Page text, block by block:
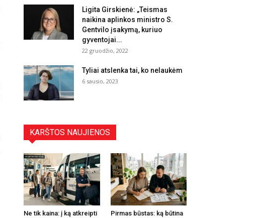
Ligita Girskienė: „Teismas
naikina aplinkos ministro S.
Gentvilo įsakymą, kuriuo
gyventojai...
22 gruodžio, 2022
Tyliai atslenka tai, ko nelaukėm
6 sausio, 2023
KARŠTOS NAUJIENOS
Ne tik kaina: į ką atkreipti
Pirmas būstas: ką būtina